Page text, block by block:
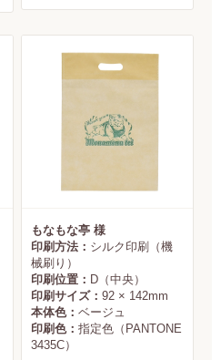
もなもな亭 様
印刷方法： シルク印刷（機
械刷り）
印刷位置： D（中央）
印刷サイズ： 92 × 142mm
本体色： ベージュ
印刷色： 指定色（PANTONE
3435C）